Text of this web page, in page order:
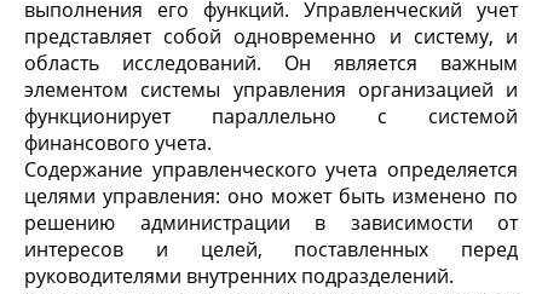
выполнения его функций. Управленческий учет
представляет собой одновременно и систему, и
область исследований. Он является важным
элементом системы управления организацией и
функционирует параллельно с системой
финансового учета.
Содержание управленческого учета определяется
целями управления: оно может быть изменено по
решению администрации в зависимости от
интересов и целей, поставленных перед
руководителями внутренних подразделений.